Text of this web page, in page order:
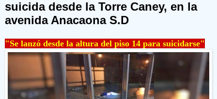
suicida desde la Torre Caney, en la
avenida Anacaona S.D
"Se lanzó desde la altura del piso 14 para suicidarse"